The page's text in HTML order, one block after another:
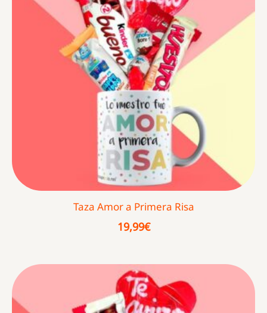
Taza Amor a Primera Risa
19,99€